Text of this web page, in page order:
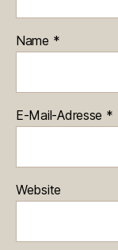
Name *
E-Mail-Adresse *
Website